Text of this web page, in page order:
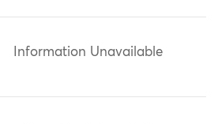
Information Unavailable